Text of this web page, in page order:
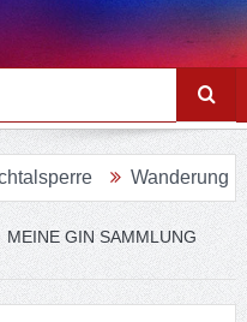
Wanderung 24 –
MEINE GIN SAMMLUNG